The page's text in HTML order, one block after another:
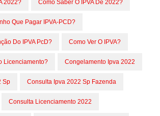
2022? Como Saber O IPVA De 2022?
Que Pagar IPVA-PCD?
Do IPVA PcD? Como Ver O IPVA?
Licenciamento? Congelamento Ipva 2022
Sp Consulta Ipva 2022 Sp Fazenda
Consulta Licenciamento 2022